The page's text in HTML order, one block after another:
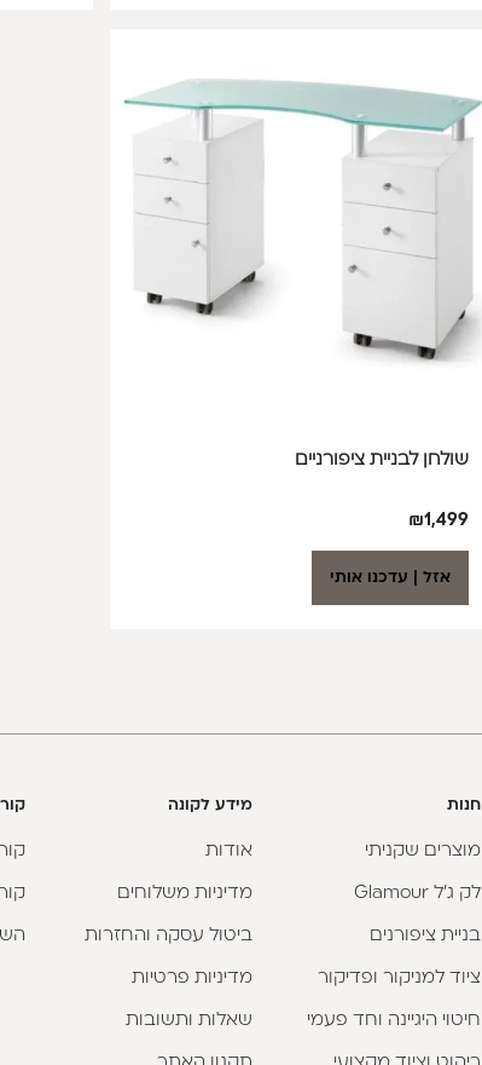
שולחן לבניית ציפורניים
₪1,499
אזל | עדכנו אותי
חנות
מוצרים שקניתי
לק ג'ל Glamour
בניית ציפורנים
ציוד למניקור ופדיקור
חיטוי היגיינה וחד פעמי
מידע לקונה
אודות
מדיניות משלוחים
ביטול עסקה והחזרות
מדיניות פרטיות
שאלות ותשובות